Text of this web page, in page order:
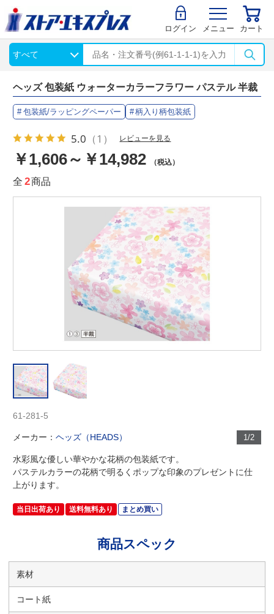
ログイン メニュー カート
ヘッズ 包装紙 ウォーターカラーフラワー パステル 半裁
包装紙/ラッピングペーパー 柄入り柄包装紙
5.0 （1） レビューを見る
￥1,606～￥14,982 （税込）
全 2商品
1/2
61-281-5
メーカー：ヘッズ（HEADS）
水彩風な優しい華やかな花柄の包装紙です。
パステルカラーの花柄で明るくポップな印象のプレゼントに仕
上がります。
当日出荷あり 送料無料あり まとめ買い
商品スペック
素材
コート紙